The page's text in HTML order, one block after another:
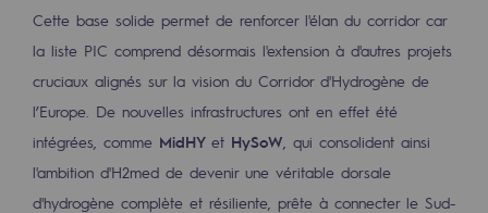
Espace pédagogique
Espace pédagogique
2050 : un monde d’énergies
Objectif Hydrogène
CCUS Objectif Zéro CO2
Cette base solide permet de renforcer l'élan du corridor car
la liste PIC comprend désormais l'extension à d'autres projets
cruciaux alignés sur la vision du Corridor d'Hydrogène de
l’Europe. De nouvelles infrastructures ont en effet été
intégrées, comme MidHY et HySoW , qui consolident ainsi
l'ambition d'H2med de devenir une véritable dorsale
d'hydrogène complète et résiliente, prête à connecter le Sud-